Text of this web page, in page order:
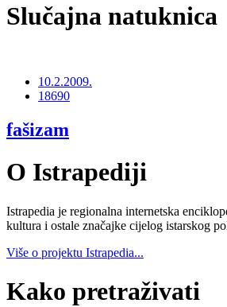
Slučajna natuknica
10.2.2009.
18690
fašizam
O Istrapediji
Istrapedia je regionalna internetska
kultura i ostale značajke cijelog istarskog
Više o projektu Istrapedia...
Kako pretraživati